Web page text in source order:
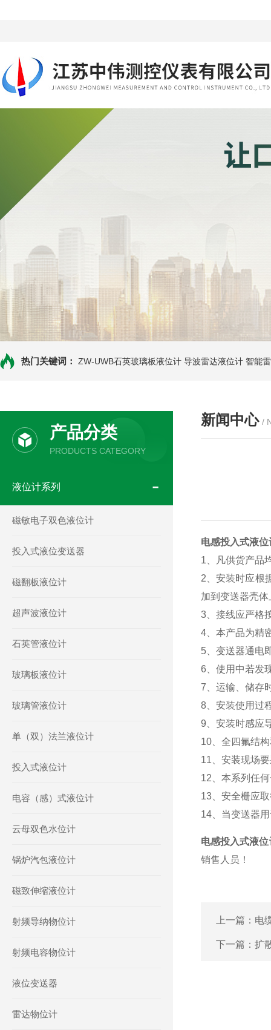
热门关键词： ZW-UWB石英玻璃板液位计 导波雷达液位计 智能
产品分类
PRODUCTS CATEGORY
液位计系列
磁敏电子双色液位计
投入式液位变送器
磁翻板液位计
超声波液位计
石英管液位计
玻璃板液位计
玻璃管液位计
单（双）法兰液位计
投入式液位计
电容（感）式液位计
云母双色水位计
锅炉汽包液位计
磁致伸缩液位计
射频导纳物位计
射频电容物位计
液位变送器
雷达物位计
新闻中心 /
电感投入式液位
1、凡供货产品
2、安装时应根
加到变送器壳
3、接线应严格
4、本产品为精
5、变送器通电
6、使用中若发
7、运输、储存
8、安装使用过
9、安装时感应
10、全四氟结
11、安装现场
12、本系列任
13、安全栅应
14、当变送器
电感投入式液位
销售人员！
上一篇： 电
下一篇： 扩